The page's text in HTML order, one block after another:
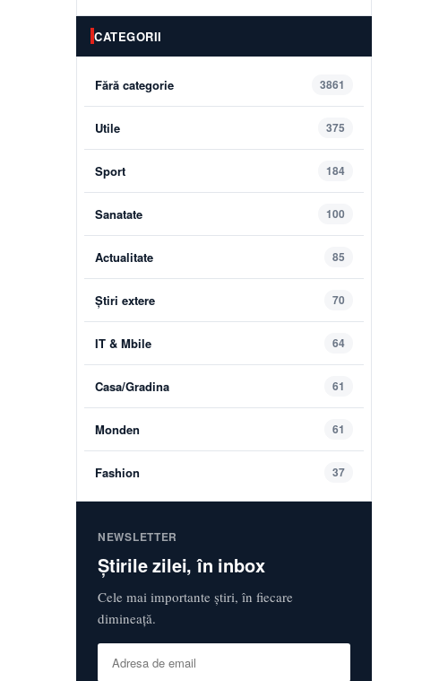
CATEGORII
Fără categorie 3861
Utile 375
Sport 184
Sanatate 100
Actualitate 85
Știri extere 70
IT & Mbile 64
Casa/Gradina 61
Monden 61
Fashion 37
NEWSLETTER
Știrile zilei, în inbox
Cele mai importante știri, în fiecare
dimineață.